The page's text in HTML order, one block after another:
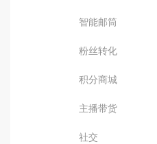
智能邮筒
粉丝转化
积分商城
主播带货
社交